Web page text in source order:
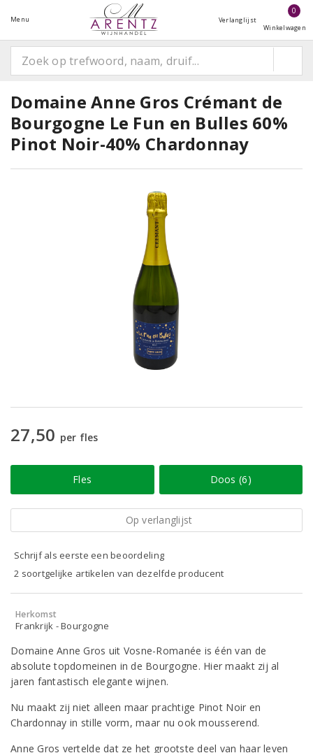
Menu Verlanglijst
0
Winkelwagen
Domaine Anne Gros Crémant de
Bourgogne Le Fun en Bulles 60%
Pinot Noir-40% Chardonnay
27,50 per fles
Fles Doos (6)
Op verlanglijst
Schrijf als eerste een beoordeling
2 soortgelijke artikelen van dezelfde producent
Herkomst
Frankrijk - Bourgogne
Domaine Anne Gros uit Vosne-Romanée is één van de
absolute topdomeinen in de Bourgogne. Hier maakt zij al
jaren fantastisch elegante wijnen.
Nu maakt zij niet alleen maar prachtige Pinot Noir en
Chardonnay in stille vorm, maar nu ook mousserend.
Anne Gros vertelde dat ze het grootste deel van haar leven